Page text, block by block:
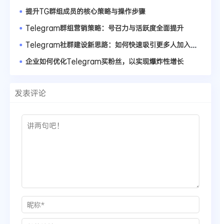
提升TG群组成员的核心策略与操作步骤
Telegram群组营销策略：号召力与活跃度全面提升
Telegram社群建设新思路：如何快速吸引更多人加入你的群组
企业如何优化Telegram买粉丝，以实现爆炸性增长
发表评论